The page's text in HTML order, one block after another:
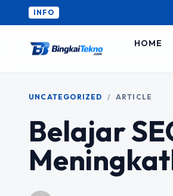
INFO
HOME
UNCATEGORIZED / ARTICLE
Belajar